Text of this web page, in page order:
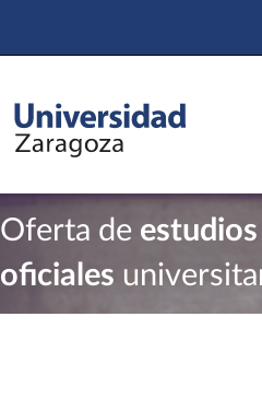
Oferta de estudios
oficiales